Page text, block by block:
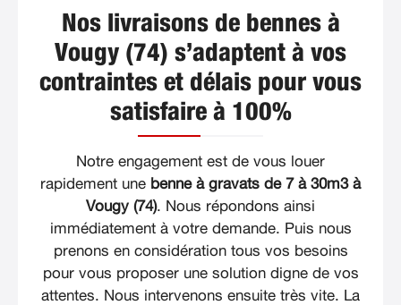
Nos livraisons de bennes à
Vougy (74) s’adaptent à vos
contraintes et délais pour vous
satisfaire à 100%
Notre engagement est de vous louer
rapidement une benne à gravats de 7 à 30m3 à
Vougy (74). Nous répondons ainsi
immédiatement à votre demande. Puis nous
prenons en considération tous vos besoins
pour vous proposer une solution digne de vos
attentes. Nous intervenons ensuite très vite. La